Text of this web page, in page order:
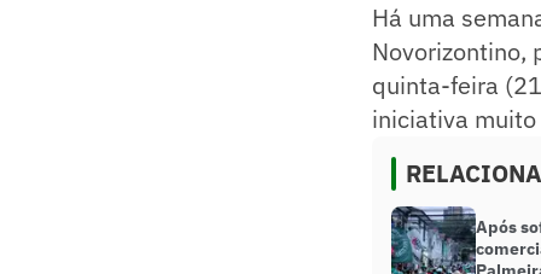
Há uma
Novorizontino,
quinta-feira
iniciativa
Após